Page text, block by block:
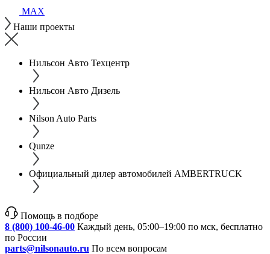
MAX
Наши проекты
Нильсон Авто Техцентр
Нильсон Авто Дизель
Nilson Auto Parts
Qunze
Официальный дилер автомобилей AMBERTRUCK
Помощь в подборе
8 (800) 100-46-00 Каждый день, 05:00–19:00 по мск, бесплатно
по России
parts@nilsonauto.ru По всем вопросам